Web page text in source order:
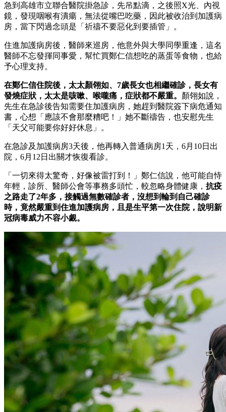
急到高雄市立聯合醫院掛急診，先吊點滴，之後照X光、內視
鏡，發現咽喉有潰瘍，無法從嘴巴吃藥，因此被收治到加護病
房，當下閃過念頭是「祈禱不要惡化到要插管」。
住進加護病房後，醫師來巡房，他意外與大學同學重逢，這名
醫師不忘發揮同事愛，幫忙買鄭仁信想吃的蒸蛋等食物，也給
予心理支持。
在鄭仁信住院後，太太顏翎如、7歲長女也相繼確診，長女有
發燒症狀，太太是咳嗽、喉嚨痛，症狀都不嚴重。 顏翎如說，
先生在急診後告知需要住加護病房，她趕到醫院簽下病危通知
書，心想「應該不會那麼糟吧！」她不斷禱告，也安慰先生
「天父可能要你好好休息」。
在急診及加護病房3天後，他再轉入普通病房1天，6月10日出
院，6月12日出關才恢復看診。
「一切來得太驚奇，好像被雷打到！」鄭仁信說，他可能自恃
年輕，診所、醫師公會等事務多頭忙，較忽略身體健康， 抗疫
之路走了2年多，接觸過無數確診者，沒想到輪到自己確診
時，竟然嚴重到住進加護病房，且是生平第一次住院，說明新
冠病毒威力不容小覷。